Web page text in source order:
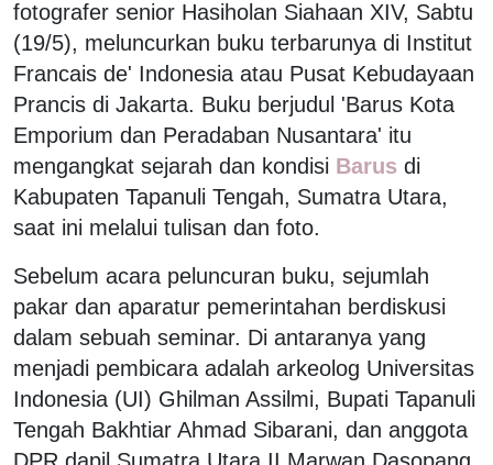
fotografer senior Hasiholan Siahaan XIV, Sabtu
(19/5), meluncurkan buku terbarunya di Institut
Francais de' Indonesia atau Pusat Kebudayaan
Prancis di Jakarta. Buku berjudul 'Barus Kota
Emporium dan Peradaban Nusantara' itu
mengangkat sejarah dan kondisi Barus di
Kabupaten Tapanuli Tengah, Sumatra Utara,
saat ini melalui tulisan dan foto.
Sebelum acara peluncuran buku, sejumlah
pakar dan aparatur pemerintahan berdiskusi
dalam sebuah seminar. Di antaranya yang
menjadi pembicara adalah arkeolog Universitas
Indonesia (UI) Ghilman Assilmi, Bupati Tapanuli
Tengah Bakhtiar Ahmad Sibarani, dan anggota